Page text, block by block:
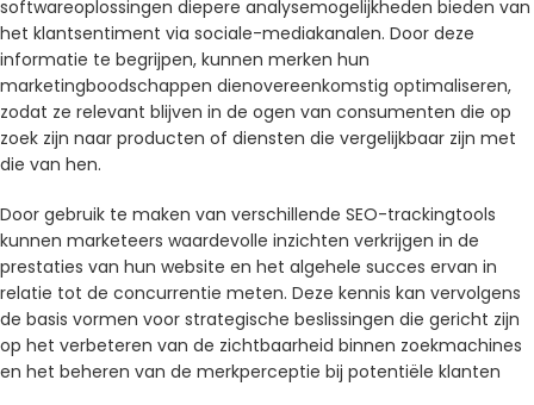
softwareoplossingen diepere analysemogelijkheden bieden van
het klantsentiment via sociale-mediakanalen. Door deze
informatie te begrijpen, kunnen merken hun
marketingboodschappen dienovereenkomstig optimaliseren,
zodat ze relevant blijven in de ogen van consumenten die op
zoek zijn naar producten of diensten die vergelijkbaar zijn met
die van hen.
Door gebruik te maken van verschillende SEO-trackingtools
kunnen marketeers waardevolle inzichten verkrijgen in de
prestaties van hun website en het algehele succes ervan in
relatie tot de concurrentie meten. Deze kennis kan vervolgens
de basis vormen voor strategische beslissingen die gericht zijn
op het verbeteren van de zichtbaarheid binnen zoekmachines
en het beheren van de merkperceptie bij potentiële klanten